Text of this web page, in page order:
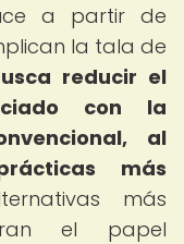
a partir de
la tala de
reducir el
con la
al
más
más
el papel